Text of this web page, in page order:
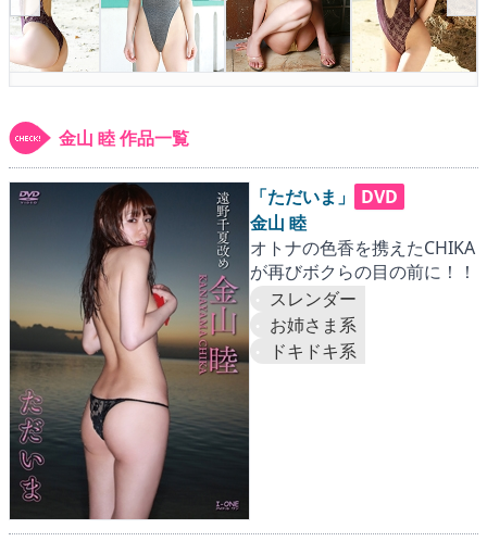
▶よくあるご質問
▶会社概要
▶ お問い合わせフォーム
金山 睦 作品一覧
「ただいま」
DVD
金山 睦
オトナの色香を携えたCHIKA
が再びボクらの目の前に！！
スレンダー
お姉さま系
ドキドキ系